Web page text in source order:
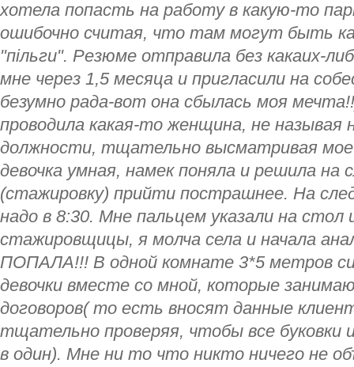
хотела попасть на работу в какую-то
ошибочно считая, что там могут быть
"пільги". Резюме отправила без какаих-
мне через 1,5 месяца и пригласили на
безумно рада-вот она сбылась моя
проводила какая-то женщина, не называя
должности, тщательно высматривая
девочка умная, намек поняла и решила на
(стажировку) прийти пострашнее. На
надо в 8:30. Мне пальцем указали на
стажировщицы, я молча села и начала
ПОПАЛА!!! В одной комнате 3*5 метров
девочки вместе со мной, которые
договоров( то есть вносят данные
тщательно проверяя, чтобы все буковки
в один). Мне ни то что никто ничего не